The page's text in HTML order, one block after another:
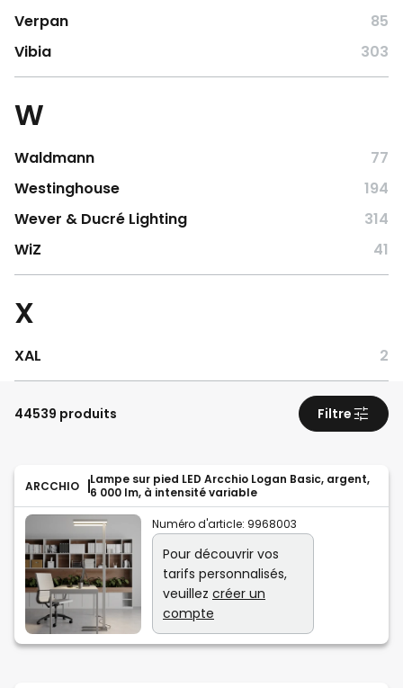
Verpan
85
Vibia
303
W
Waldmann
77
Westinghouse
194
Wever & Ducré Lighting
314
WiZ
41
X
XAL 2
ARCCHIO
Lampe sur pied LED Arcchio Logan Basic, argent,
6 000 lm, à intensité variable
Numéro d'article: 9968003
Pour découvrir vos
tarifs personnalisés,
veuillez créer un
compte
44539 produits Filtre